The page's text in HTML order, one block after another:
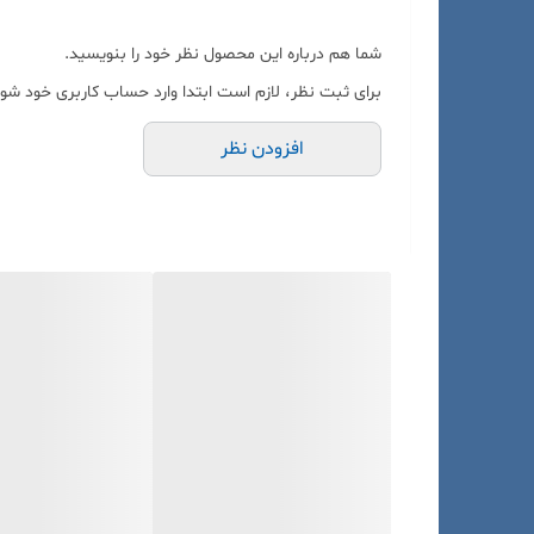
شما هم درباره این محصول نظر خود را بنویسید.
برای ثبت نظر، لازم است ابتدا وارد حساب کاربری خود
افزودن نظر